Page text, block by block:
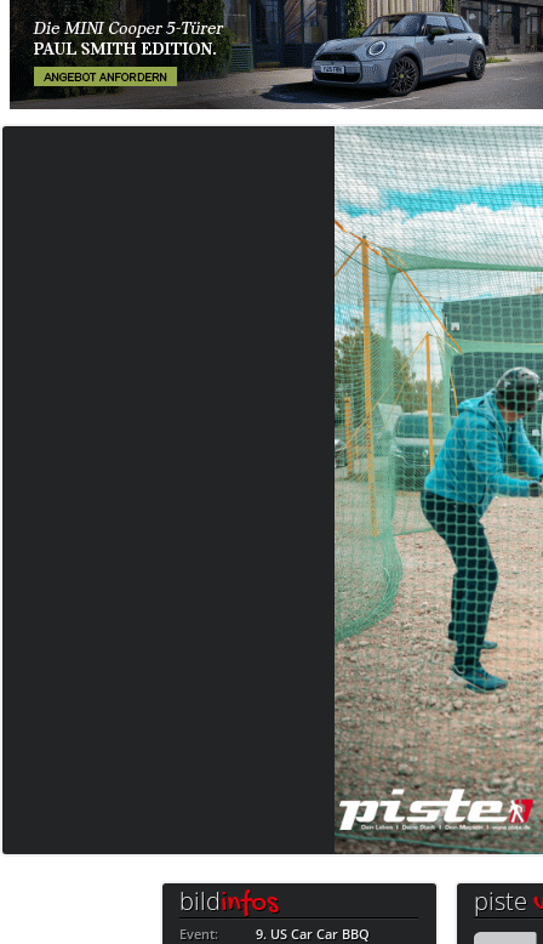
bildinfos
Event:
9. US Car Car BBQ
piste